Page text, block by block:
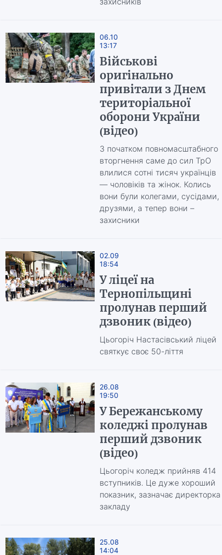
06.10
13:17
Військові
оригінально
привітали з Днем
територіальної
оборони України
(відео)
З початком повномасштабного
вторгнення саме до сил ТрО
влилися сотні тисяч українців
— чоловіків та жінок. Колись
вони були колегами, сусідами,
друзями, а тепер вони –
захисники
02.09
18:54
У ліцеї на
Тернопільщині
пролунав перший
дзвоник (відео)
Цьогоріч Настасівський ліцей
святкує своє 50-ліття
26.08
19:50
У Бережанському
коледжі пролунав
перший дзвоник
(відео)
Цьогоріч коледж прийняв 414
вступників. Це дуже хороший
показник, зазначає директорка
закладу
25.08
14:04